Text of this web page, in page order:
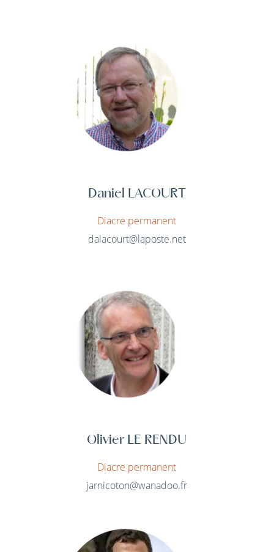
Daniel LACOURT
Diacre permanent
dalacourt@laposte.net
Olivier LE RENDU
Diacre permanent
jarnicoton@wanadoo.fr